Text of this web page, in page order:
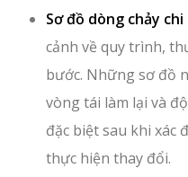
Sơ đồ dòng chảy
cảnh về quy trình,
bước. Những sơ đồ
vòng tái làm lại và
đặc biệt sau khi xác
thực hiện thay đổi.